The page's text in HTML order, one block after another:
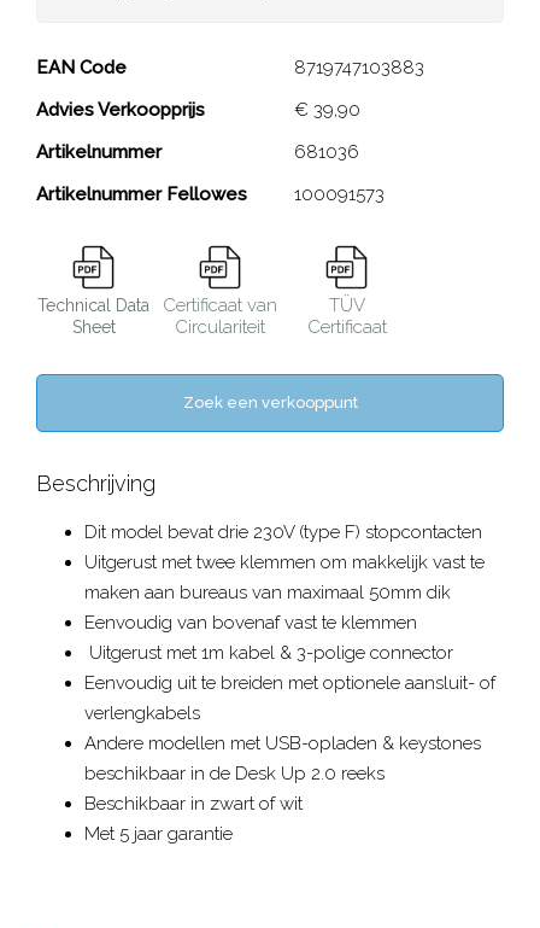
Desk Up® 2.0 - 3x 230V
Close
EAN Code
8719747103883
Advies Verkoopprijs
€ 39,90
Artikelnummer
681036
Artikelnummer Fellowes
100091573
Technical Data
Sheet
Certificaat van
Circulariteit
TÜV
Certificaat
Zoek een verkooppunt
Beschrijving
Dit model bevat drie 230V (type F) stopcontacten
Uitgerust met twee klemmen om makkelijk vast te
maken aan bureaus van maximaal 50mm dik
Eenvoudig van bovenaf vast te klemmen
Uitgerust met 1m kabel & 3-polige connector
Eenvoudig uit te breiden met optionele aansluit- of
verlengkabels
Andere modellen met USB-opladen & keystones
beschikbaar in de Desk Up 2.0 reeks
Beschikbaar in zwart of wit
Met 5 jaar garantie